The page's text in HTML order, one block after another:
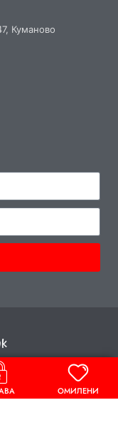
Куманово
ОМИЛЕНИ